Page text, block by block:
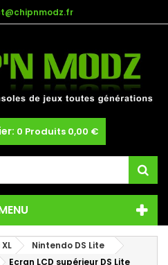
0 Produits 0,00 €
Nintendo DS Lite
Ecran LCD supérieur DS Lite